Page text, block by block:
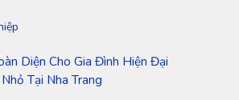
Diện Cho Gia Đình Hiện Đại
Tại Nha Trang